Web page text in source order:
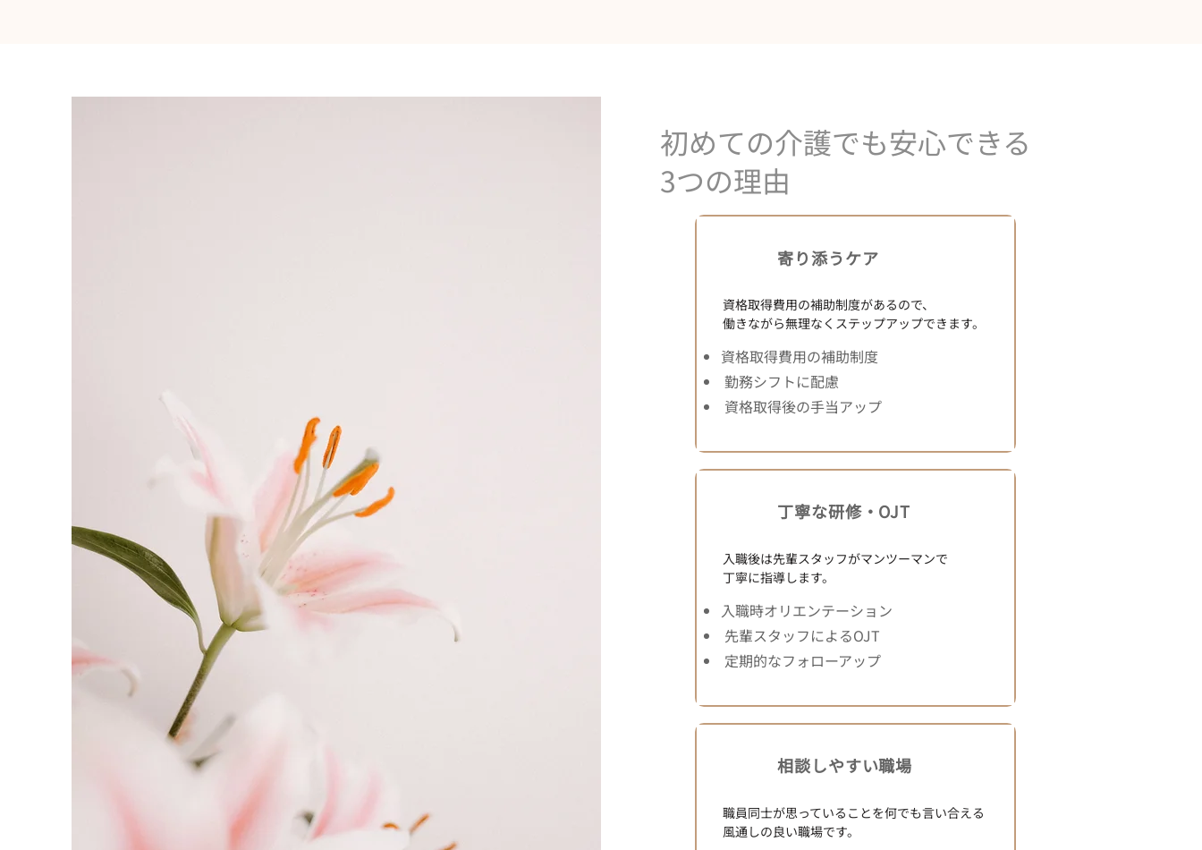
初めての介護でも安心できる
3つの理由
​寄り添うケア
資格取得費用の補助制度があるので、
働きながら無理なくステップアップできます。
資格取得費用の補助制度
勤務シフトに配慮
資格取得後の手当アップ
丁寧な研修・OJT​
入職後は先輩スタッフがマンツーマンで
丁寧に指導します。
入職時オリエンテーション
先輩スタッフによるOJT
定期的なフォローアップ
相談しやすい職場​
職員同士が思っていることを何でも言い合える
風通しの良い職場です。